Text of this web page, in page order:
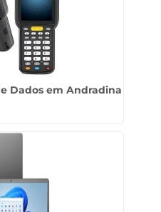
Dados em Andradina